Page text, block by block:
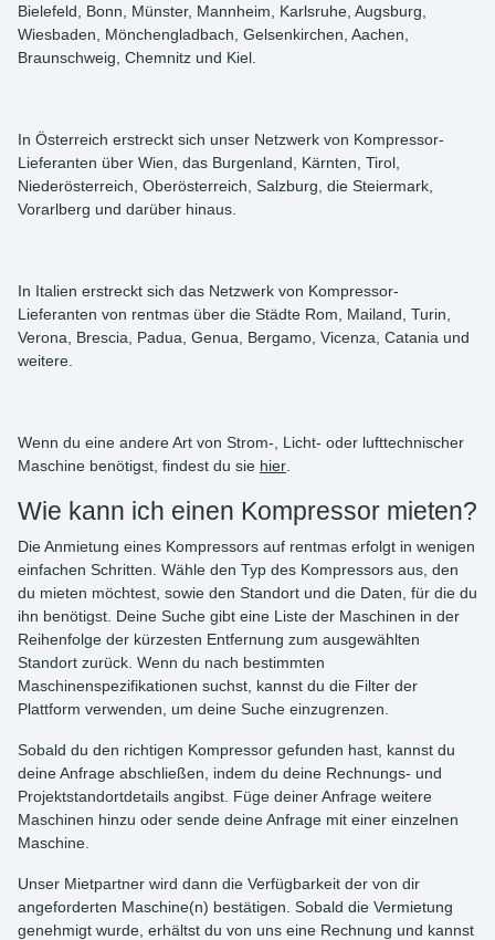
Bielefeld, Bonn, Münster, Mannheim, Karlsruhe, Augsburg,
Wiesbaden, Mönchengladbach, Gelsenkirchen, Aachen,
Braunschweig, Chemnitz und Kiel.
In Österreich erstreckt sich unser Netzwerk von Kompressor-
Lieferanten über Wien, das Burgenland, Kärnten, Tirol,
Niederösterreich, Oberösterreich, Salzburg, die Steiermark,
Vorarlberg und darüber hinaus.
In Italien erstreckt sich das Netzwerk von Kompressor-
Lieferanten von rentmas über die Städte Rom, Mailand, Turin,
Verona, Brescia, Padua, Genua, Bergamo, Vicenza, Catania und
weitere.
Wenn du eine andere Art von Strom-, Licht- oder lufttechnischer
Maschine benötigst, findest du sie hier
Wie kann ich einen Kompressor mieten?
Die Anmietung eines Kompressors auf rentmas erfolgt in wenigen
einfachen Schritten. Wähle den Typ des Kompressors aus, den
du mieten möchtest, sowie den Standort und die Daten, für die du
ihn benötigst. Deine Suche gibt eine Liste der Maschinen in der
Reihenfolge der kürzesten Entfernung zum ausgewählten
Standort zurück. Wenn du nach bestimmten
Maschinenspezifikationen suchst, kannst du die Filter der
Plattform verwenden, um deine Suche einzugrenzen.
Sobald du den richtigen Kompressor gefunden hast, kannst du
deine Anfrage abschließen, indem du deine Rechnungs- und
Projektstandortdetails angibst. Füge deiner Anfrage weitere
Maschinen hinzu oder sende deine Anfrage mit einer einzelnen
Maschine.
Unser Mietpartner wird dann die Verfügbarkeit der von dir
angeforderten Maschine(n) bestätigen. Sobald die Vermietung
genehmigt wurde, erhältst du von uns eine Rechnung und kannst